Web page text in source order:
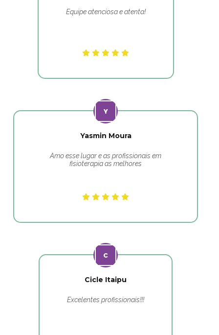
Equipe atenciosa e atenta!
Yasmin Moura
Amo esse lugar e as profissionais em
fisioterapia as melhores
Cicle Itaipu
Excelentes profissionais!!!